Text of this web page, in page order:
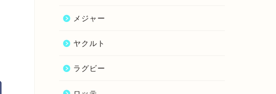
メジャー
ヤクルト
ラグビー